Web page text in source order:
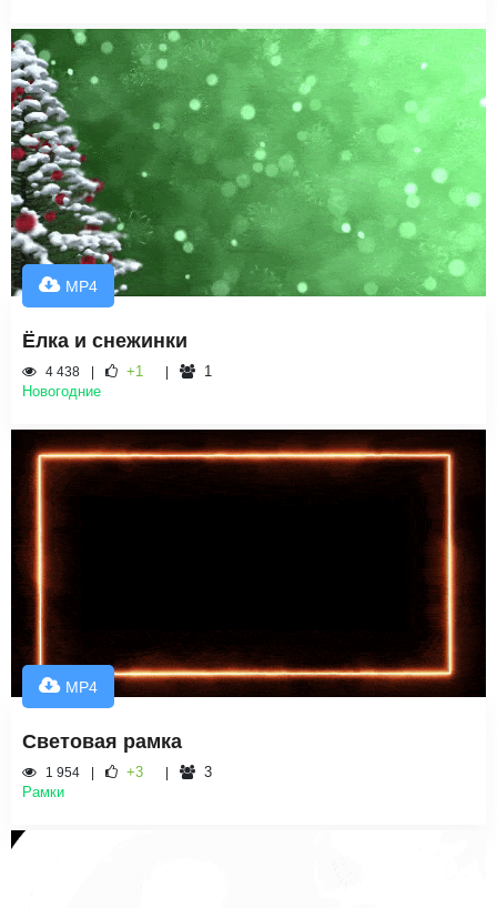
MP4
Ёлка и снежинки
4 438 +1
1
Новогодние
MP4
Световая рамка
1 954 +3
3
Рамки